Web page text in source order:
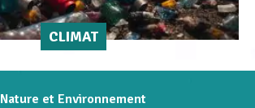
CLIMAT
Nature et Environnement